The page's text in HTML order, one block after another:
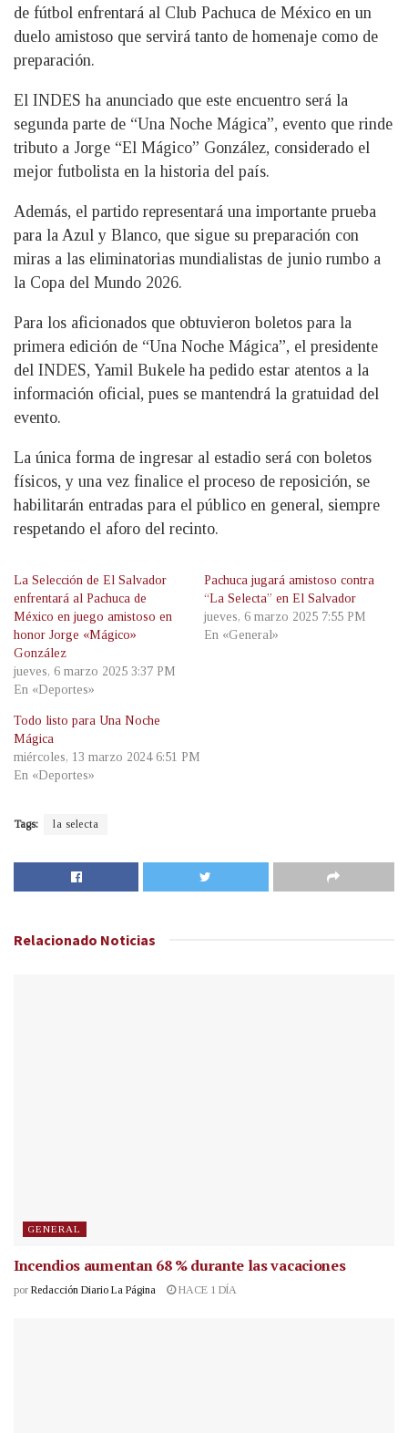
de fútbol enfrentará al Club Pachuca de México en un
duelo amistoso que servirá tanto de homenaje como de
preparación.
El INDES ha anunciado que este encuentro será la
segunda parte de “Una Noche Mágica”, evento que rinde
tributo a Jorge “El Mágico” González, considerado el
mejor futbolista en la historia del país.
Además, el partido representará una importante prueba
para la Azul y Blanco, que sigue su preparación con
miras a las eliminatorias mundialistas de junio rumbo a
la Copa del Mundo 2026.
Para los aficionados que obtuvieron boletos para la
primera edición de “Una Noche Mágica”, el presidente
del INDES, Yamil Bukele ha pedido estar atentos a la
información oficial, pues se mantendrá la gratuidad del
evento.
La única forma de ingresar al estadio será con boletos
físicos, y una vez finalice el proceso de reposición, se
habilitarán entradas para el público en general, siempre
respetando el aforo del recinto.
La Selección de El Salvador
enfrentará al Pachuca de
México en juego amistoso en
honor Jorge «Mágico»
González
jueves, 6 marzo 2025 3:37 PM
En «Deportes»
Pachuca jugará amistoso contra
“La Selecta” en El Salvador
jueves, 6 marzo 2025 7:55 PM
En «General»
Todo listo para Una Noche
Mágica
miércoles, 13 marzo 2024 6:51 PM
En «Deportes»
Tags: la selecta
Relacionado Noticias
GENERAL
Incendios aumentan 68 % durante las vacaciones
por Redacción Diario La Página HACE 1 DÍA